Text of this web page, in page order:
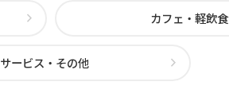
カフェ・軽飲食
サービス・その他